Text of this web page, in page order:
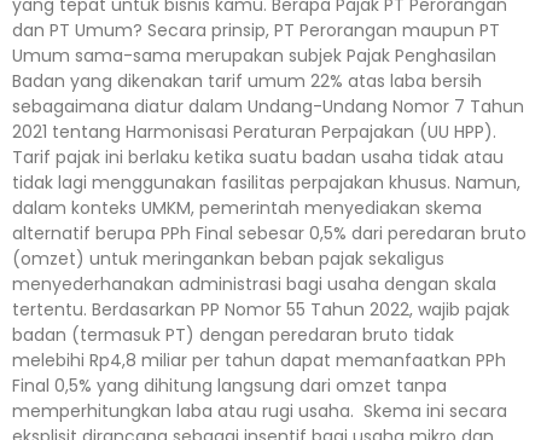
dan PT Umum? Secara prinsip, PT Perorangan maupun PT
Umum sama-sama merupakan subjek Pajak Penghasilan
Badan yang dikenakan tarif umum 22% atas laba bersih
sebagaimana diatur dalam Undang-Undang Nomor 7 Tahun
2021 tentang Harmonisasi Peraturan Perpajakan (UU HPP).
Tarif pajak ini berlaku ketika suatu badan usaha tidak atau
tidak lagi menggunakan fasilitas perpajakan khusus. Namun,
dalam konteks UMKM, pemerintah menyediakan skema
alternatif berupa PPh Final sebesar 0,5% dari peredaran bruto
(omzet) untuk meringankan beban pajak sekaligus
menyederhanakan administrasi bagi usaha dengan skala
tertentu. Berdasarkan PP Nomor 55 Tahun 2022, wajib pajak
badan (termasuk PT) dengan peredaran bruto tidak
melebihi Rp4,8 miliar per tahun dapat memanfaatkan PPh
Final 0,5% yang dihitung langsung dari omzet tanpa
memperhitungkan laba atau rugi usaha. Skema ini secara